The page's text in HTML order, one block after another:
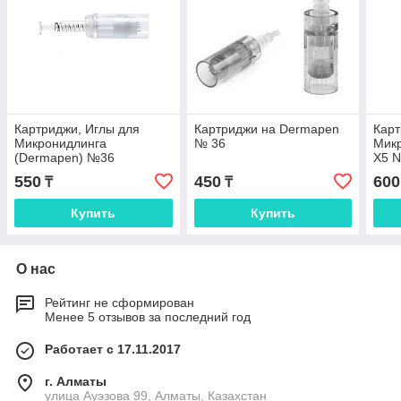
Картриджи, Иглы для
Микронидлинга
(Dermapen) №36
550 ₸
Купить
Картриджи на Dermapen
№ 36
450₸
Купить
Х5
600
О нас
Рейтинг не сформирован
Менее 5 отзывов за последний год
Работает с 17.11.2017
г. Алматы
улица Ауэзова 99, Алматы, Казахстан